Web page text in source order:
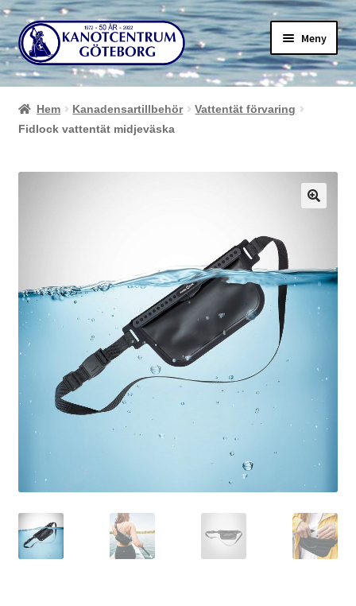
Hoppa
till
navigering
Hoppa
till
innehåll
Meny
Hem Kanadensartillbehör
Vattentät förvaring
Fidlock vattentät midjeväska